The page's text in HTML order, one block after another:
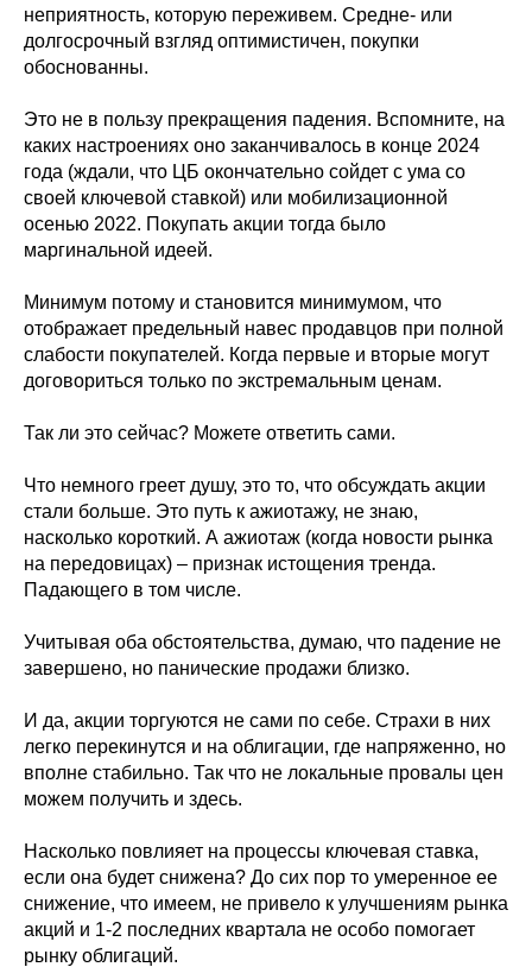
неприятность, которую переживем. Средне- или
долгосрочный взгляд оптимистичен, покупки
обоснованны.
Это не в пользу прекращения падения. Вспомните, на
каких настроениях оно заканчивалось в конце 2024
года (ждали, что ЦБ окончательно сойдет с ума со
своей ключевой ставкой) или мобилизационной
осенью 2022. Покупать акции тогда было
маргинальной идеей.
Минимум потому и становится минимумом, что
отображает предельный навес продавцов при полной
слабости покупателей. Когда первые и вторые могут
договориться только по экстремальным ценам.
Так ли это сейчас? Можете ответить сами.
Что немного греет душу, это то, что обсуждать акции
стали больше. Это путь к ажиотажу, не знаю,
насколько короткий. А ажиотаж (когда новости рынка
на передовицах) – признак истощения тренда.
Падающего в том числе.
Учитывая оба обстоятельства, думаю, что падение не
завершено, но панические продажи близко.
И да, акции торгуются не сами по себе. Страхи в них
легко перекинутся и на облигации, где напряженно, но
вполне стабильно. Так что не локальные провалы цен
можем получить и здесь.
Насколько повлияет на процессы ключевая ставка,
если она будет снижена? До сих пор то умеренное ее
снижение, что имеем, не привело к улучшениям рынка
акций и 1-2 последних квартала не особо помогает
рынку облигаций.